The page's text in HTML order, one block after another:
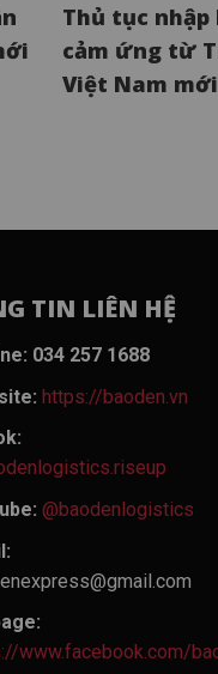
Thủ tục
cảm ứng từ
Việt Nam
TIN LIÊN HỆ
034 257 1688
https://baoden.vn
@baodenlogistics
www.facebook.com/